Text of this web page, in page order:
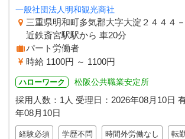
一般社団法人明和観光商社
三重県明和町多気郡大字大淀２４４４
近鉄斎宮駅駅から 車20分
パート労働者
時給 1100円 ～ 1100円
ハローワーク 松阪公共職業安定所
採用人数：1人 受理日： 2026年08月10日
年08月10日
経験必須 学歴不問 時間外労働なし 転